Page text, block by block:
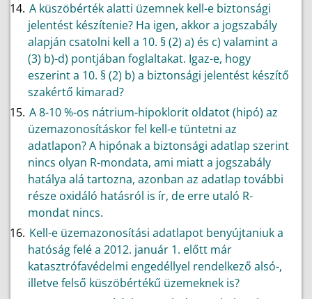
A küszöbérték alatti üzemnek kell-e biztonsági
jelentést készítenie? Ha igen, akkor a jogszabály
alapján csatolni kell a 10. § (2) a) és c) valamint a
(3) b)-d) pontjában foglaltakat. Igaz-e, hogy
eszerint a 10. § (2) b) a biztonsági jelentést készítő
szakértő kimarad?
A 8-10 %-os nátrium-hipoklorit oldatot (hipó) az
üzemazonosításkor fel kell-e tüntetni az
adatlapon? A hipónak a biztonsági adatlap szerint
nincs olyan R-mondata, ami miatt a jogszabály
hatálya alá tartozna, azonban az adatlap további
része oxidáló hatásról is ír, de erre utaló R-
mondat nincs.
Kell-e üzemazonosítási adatlapot benyújtaniuk a
hatóság felé a 2012. január 1. előtt már
katasztrófavédelmi engedéllyel rendelkező alsó-,
illetve felső küszöbértékű üzemeknek is?